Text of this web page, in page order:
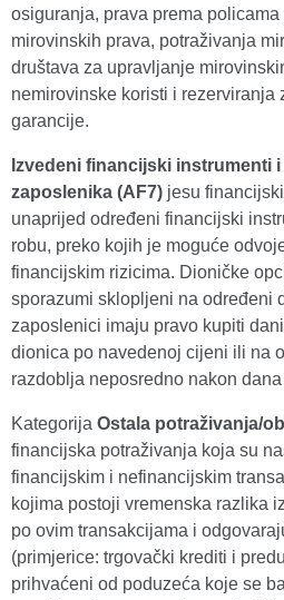
osiguranja, prava prema
mirovinskih prava, potraživanja
društava za upravljanje
nemirovinske koristi i rezerviranja
garancije.
Izvedeni financijski instrumenti
zaposlenika (AF7) jesu
unaprijed određeni financijski
robu, preko kojih je moguće
financijskim rizicima. Dioničke
sporazumi sklopljeni na određeni
zaposlenici imaju pravo kupiti
dionica po navedenoj cijeni ili na
razdoblja neposredno nakon
Kategorija Ostala potraživanja/
financijska potraživanja koja su
financijskim i nefinancijskim
kojima postoji vremenska razlika
po ovim transakcijama i
(primjerice: trgovački krediti i
prihvaćeni od poduzeća koje se